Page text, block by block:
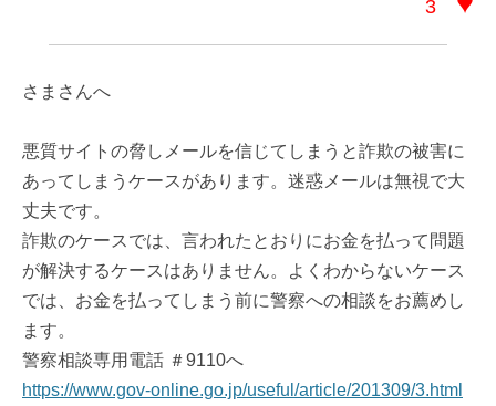
3
さまさんへ
悪質サイトの脅しメールを信じてしまうと詐欺の被害に
あってしまうケースがあります。迷惑メールは無視で大
丈夫です。
詐欺のケースでは、言われたとおりにお金を払って問題
が解決するケースはありません。よくわからないケース
では、お金を払ってしまう前に警察への相談をお薦めし
ます。
警察相談専用電話 ＃9110へ
https://www.gov-online.go.jp/useful/article/201309/3.html